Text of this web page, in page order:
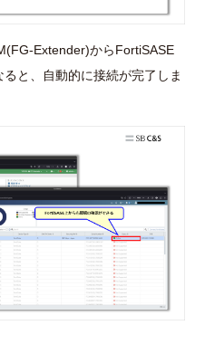
Extender)からFortiSASE
と、自動的に接続が完了しま